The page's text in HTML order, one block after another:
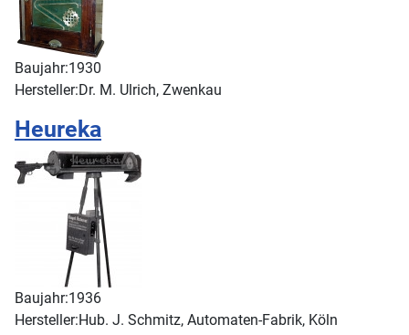
Baujahr:1930
Hersteller:Dr. M. Ulrich, Zwenkau
Heureka
Baujahr:1936
Hersteller:Hub. J. Schmitz, Automaten-Fabrik, Köln